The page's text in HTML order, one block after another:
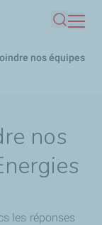
nos équipes
nos
les réponses